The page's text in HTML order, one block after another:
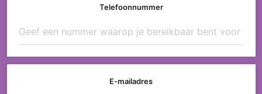
Telefoonnummer
E-mailadres